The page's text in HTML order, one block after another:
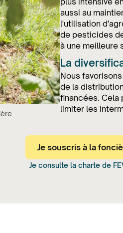
aussi au
l'utilisation
de pesticides
à une meilleure
La
Nous
de la
financées. Cela
limiter les
Je souscris à la
Je consulte la charte de